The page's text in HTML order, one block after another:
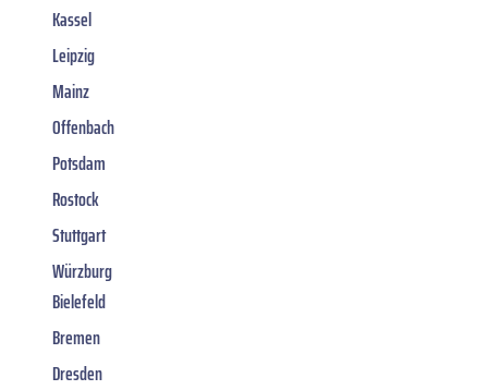
Kassel
Leipzig
Mainz
Offenbach
Potsdam
Rostock
Stuttgart
Würzburg
Bielefeld
Bremen
Dresden